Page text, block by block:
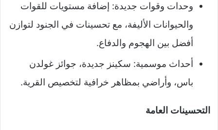
وحدات وقوات جديدة: إضافة مستويات للقوات
والحيوانات الأليفة، مع تحسينات في الجنود لتوازن
أفضل بين الهجوم والدفاع.​​
أحداث موسمية: سكينز جديدة، جوائز غولدن
باس، وأراضي بمظاهر خرافية لتخصيص القرية.
التحسينات العامة